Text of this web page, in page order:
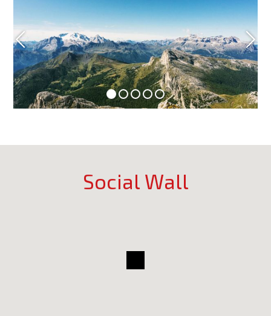
Social Wall